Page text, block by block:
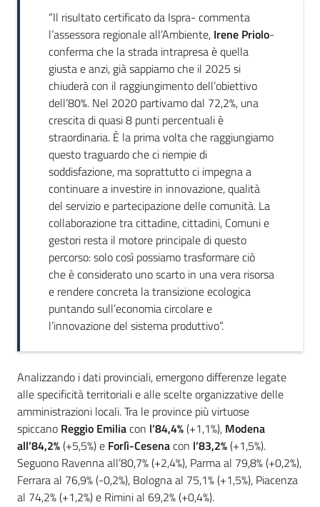
“Il risultato certificato da Ispra- commenta
l’assessora regionale all’Ambiente, Irene Priolo-
conferma che la strada intrapresa è quella
giusta e anzi, già sappiamo che il 2025 si
chiuderà con il raggiungimento dell’obiettivo
dell’80%. Nel 2020 partivamo dal 72,2%, una
crescita di quasi 8 punti percentuali è
straordinaria. È la prima volta che raggiungiamo
questo traguardo che ci riempie di
soddisfazione, ma soprattutto ci impegna a
continuare a investire in innovazione, qualità
del servizio e partecipazione delle comunità. La
collaborazione tra cittadine, cittadini, Comuni e
gestori resta il motore principale di questo
percorso: solo così possiamo trasformare ciò
che è considerato uno scarto in una vera risorsa
e rendere concreta la transizione ecologica
puntando sull’economia circolare e
l’innovazione del sistema produttivo”.
Analizzando i dati provinciali, emergono differenze legate
alle specificità territoriali e alle scelte organizzative delle
amministrazioni locali. Tra le province più virtuose
spiccano Reggio Emiliacon l’84,4%(+1,1%), Modena
all’84,2%(+5,5%) e Forlì-Cesenacon l’83,2%(+1,5%).
Seguono Ravenna all’80,7% (+2,4%), Parma al 79,8% (+0,2%),
Ferrara al 76,9% (-0,2%), Bologna al 75,1% (+1,5%), Piacenza
al 74,2% (+1,2%) e Rimini al 69,2% (+0,4%).